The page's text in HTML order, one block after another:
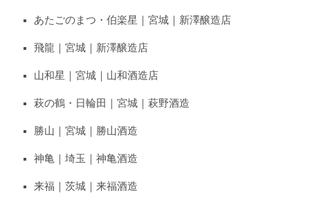
あたごのまつ・伯楽星｜宮城｜新澤醸造店
飛龍｜宮城｜新澤醸造店
山和星｜宮城｜山和酒造店
萩の鶴・日輪田｜宮城｜萩野酒造
勝山｜宮城｜勝山酒造
神亀｜埼玉｜神亀酒造
来福｜茨城｜来福酒造